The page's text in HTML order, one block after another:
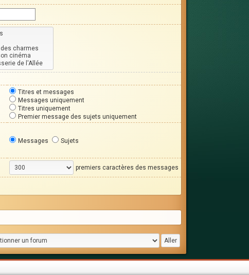
Titres et messages
Messages uniquement
Titres uniquement
Premier message des sujets uniquement
Messages Sujets
premiers caractères des messages